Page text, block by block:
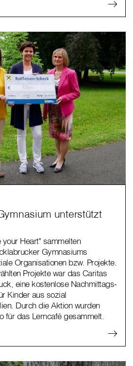
unterstützt
Heart" sammelten
Gymnasiums
Organisationen bzw. Projekte.
Projekte war das Caritas
eine kostenlose Nachmittags-
Kinder aus sozial
Durch die Aktion wurden
für das Lerncafé gesammelt.